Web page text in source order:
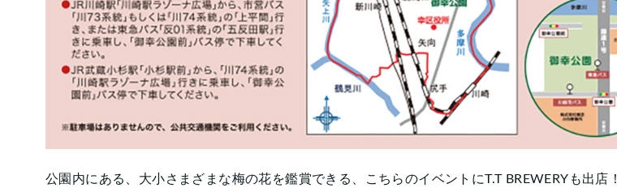
公園内にある、大小さまざまな梅の花を鑑賞できる、こちらのイベントにT.T BREWERYも出店！